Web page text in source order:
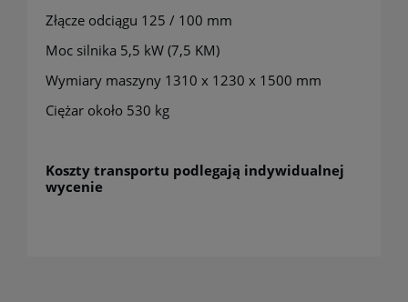
Złącze odciągu 125 / 100 mm
Moc silnika 5,5 kW (7,5 KM)
Wymiary maszyny 1310 x 1230 x 1500 mm
Ciężar około 530 kg
Koszty transportu podlegają indywidualnej
wycenie